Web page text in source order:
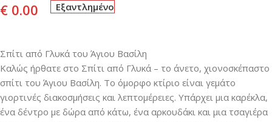
€ 0.00 Εξαντλημένο
Σπίτι από Γλυκά του Άγιου Βασίλη
Καλώς ήρθατε στο Σπίτι από Γλυκά – το άνετο, χιονοσκέπαστο
σπίτι του Άγιου Βασίλη. Το όμορφο κτίριο είναι γεμάτο
γιορτινές διακοσμήσεις και λεπτομέρειες. Υπάρχει μια καρέκλα,
ένα δέντρο με δώρα από κάτω, ένα αρκουδάκι και μια τσαγιέρα